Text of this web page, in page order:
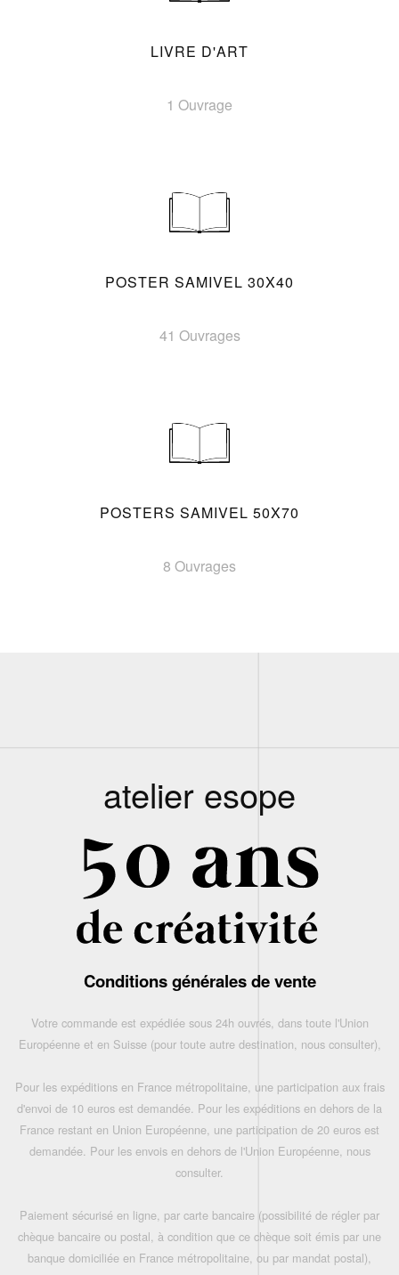
LIVRE D'ART
1 Ouvrage
POSTER SAMIVEL 30X40
41 Ouvrages
POSTERS SAMIVEL 50X70
8 Ouvrages
atelier esope
Conditions générales de vente
Votre commande est expédiée sous 24h ouvrés, dans toute l'Union
Européenne et en Suisse (pour toute autre destination, nous consulter),
Pour les expéditions en France métropolitaine, une participation aux frais
d'envoi de 10 euros est demandée. Pour les expéditions en dehors de la
France restant en Union Européenne, une participation de 20 euros est
demandée. Pour les envois en dehors de l'Union Européenne, nous
consulter.
Paiement sécurisé en ligne, par carte bancaire (possibilité de régler par
chèque bancaire ou postal, à condition que ce chèque soit émis par une
banque domiciliée en France métropolitaine, ou par mandat postal),